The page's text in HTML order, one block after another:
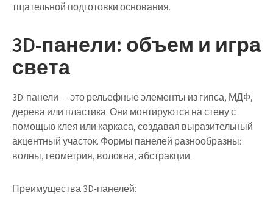
тщательной подготовки основания.
3D-панели: объем и игра
света
3D-панели— это рельефные элементы из гипса, МДФ,
дерева или пластика. Они монтируются на стену с
помощью клея или каркаса, создавая выразительный
акцентный участок. Формы панелей разнообразны:
волны, геометрия, волокна, абстракции.
Преимущества 3D-панелей: